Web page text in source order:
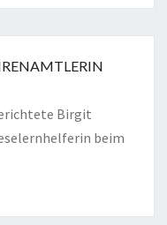
Birgit
beim